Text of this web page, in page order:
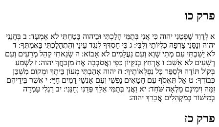
פרק כו
א לְדָוִד שָׁפְטֵנִי יהוה כִּי אֲנִי בְּתֻמִּי הָלַכְתִּי וּבַיהוה בָּטַחְתִּי לֹא אֶמְעָד: ב בְּחָנֵנִי
יהוה וְנַסֵּנִי צָרְפָה כִלְיוֹתַי וְלִבִּי: ג כִּי חַסְדְּךָ לְנֶגֶד עֵינָי וְהִתְהַלַּכְתִּי בַּאֲמִתֶּךָ: ד
לֹא יָשַׁבְתִּי עִם מְתֵי שָׁוְא וְעִם נַעֲלָמִים לֹא אָבוֹא: ה שָׂנֵאתִי קְהַל מְרֵעִים וְעִם
רְשָׁעִים לֹא אֵשֵׁב: ו אֶרְחַץ בְּנִקָּיוֹן כַּפָּי וַאֲסֹבְבָה אֶת מִזְבַּחֲךָ יהוה: ז לַשְׁמִעַ
בְּקוֹל תּוֹדָה וּלְסַפֵּר כָּל נִפְלְאוֹתֶיךָ: ח יהוה אָהַבְתִּי מְעוֹן בֵּיתֶךָ וּמְקוֹם מִשְׁכַּן
כְּבוֹדֶךָ: ט אַל תֶּאֱסֹף עִם חַטָּאִים נַפְשִׁי וְעִם אַנְשֵׁי דָמִים חַיָּי: י אֲשֶׁר בִּידֵיהֶם
זִמָּה וִימִינָם מָלְאָה שֹּׁחַד: יא וַאֲנִי בְּתֻמִּי אֵלֵךְ פְּדֵנִי וְחָנֵּנִי: יב רַגְלִי עָמְדָה
בְמִישׁוֹר בְּמַקְהֵלִים אֲבָרֵךְ יהוה:
פרק כז